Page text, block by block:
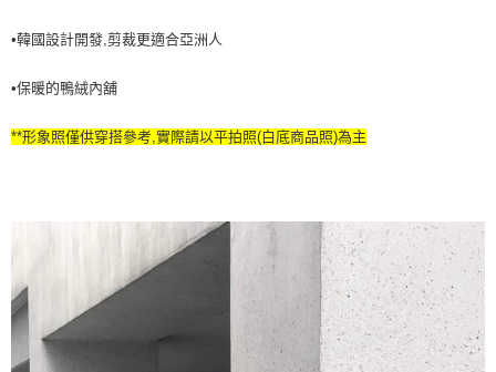
每筆NT$60，滿NT$499(含以上)免運費
7-11取貨<不支援離島取退>
•韓國設計開發,剪裁更適合亞洲人
•保暖的鴨絨內舖
**形象照僅供穿搭參考,實際請以平拍照(白底商品照)為主